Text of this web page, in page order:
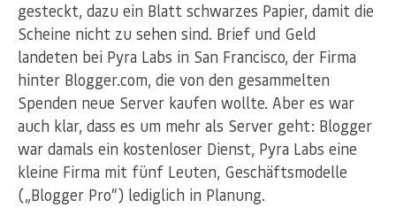
gesteckt, dazu ein Blatt schwarzes Papier, damit die
Scheine nicht zu sehen sind. Brief und Geld
landeten bei Pyra Labs in San Francisco, der Firma
hinter Blogger.com, die von den gesammelten
Spenden neue Server kaufen wollte. Aber es war
auch klar, dass es um mehr als Server geht: Blogger
war damals ein kostenloser Dienst, Pyra Labs eine
kleine Firma mit fünf Leuten, Geschäftsmodelle
(„Blogger Pro“) lediglich in Planung.